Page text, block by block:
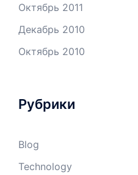
Октябрь 2011
Декабрь 2010
Октябрь 2010
Рубрики
Blog
Technology